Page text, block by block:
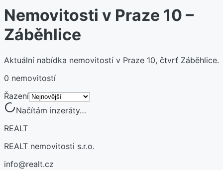
Nemovitosti v Praze 10 –
Záběhlice
Aktuální nabídka nemovitostí v Praze 10, čtvrť Záběhlice.
0 nemovitostí
Řazení
Načítám inzeráty…
REALT
REALT nemovitosti s.r.o.
info@realt.cz